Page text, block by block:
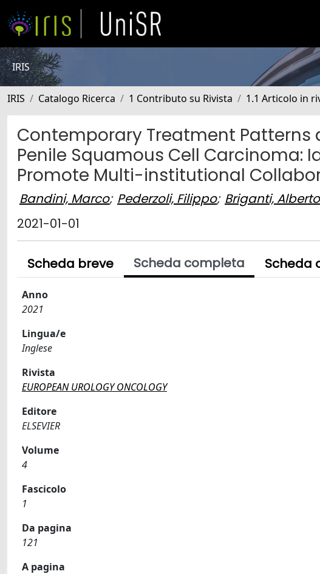
IRIS
IRIS Catalogo Ricerca 1 Contributo su Rivista 1.1 Articolo in
Contemporary Treatment
Penile Squamous Cell Carcinoma:
Promote Multi-institutional
Bandini, Marco; Pederzoli, Filippo; Briganti, Alberto
2021-01-01
Scheda breve Scheda completa Scheda
Anno
2021
Lingua/e
Inglese
Rivista
EUROPEAN UROLOGY ONCOLOGY
Editore
ELSEVIER
Volume
4
Fascicolo
1
Da pagina
121
A pagina